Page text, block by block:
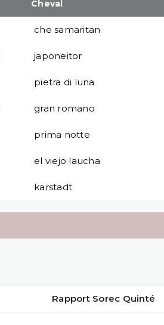
Cheval
che samaritan
japoneitor
pietra di luna
gran romano
prima notte
el viejo laucha
karstadt
Rapport Sorec Quinté